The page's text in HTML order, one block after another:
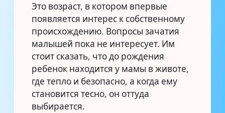
Это возраст, в котором впервые
появляется интерес к собственному
происхождению. Вопросы зачатия
малышей пока не интересует. Им
стоит сказать, что до рождения
ребенок находится у мамы в животе,
где тепло и безопасно, а когда ему
становится тесно, он оттуда
выбирается.